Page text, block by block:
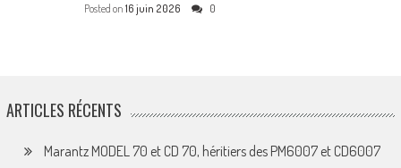
Posted on 16 juin 2026 0
ARTICLES RÉCENTS
Marantz MODEL 70 et CD 70, héritiers des PM6007 et CD6007